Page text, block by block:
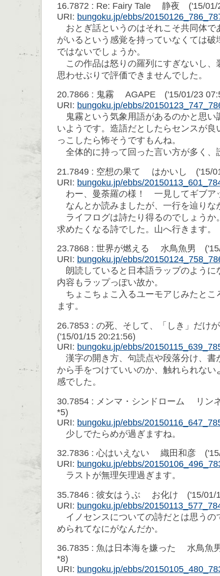
16.7872 : Re: Fairy Tale 静夜 ('15/01/
URI: bungoku.jp/ebbs/
おとぎ話というのはそれこそ共同体で
がいるという感覚を持っていなくては破
ではないでしょうか。
この作品は怒りの羅列にすぎないし、
思わせぶりで評価できませんでした。
20.7866 : 鬼霧 AGAPE ('15/01/23
URI: bungoku.jp/ebbs/
鬼霧という気象用語があるのかと思い
いようです。造語だとしたらセンスが良
っこしたら怖そうですもんね。
全体的に持って回った言い方が多く、
21.7849 : 空想の果て はかいし ('15/
URI: bungoku.jp/ebbs/
わー、曼荼羅の様！ 一見してギブア
なんとか読みましたが、一行を辿りな
ライフログは詩たり得るのでしょうか
求めたくなる詩でした。山へ行きます。
23.7868 : 世界が燃える 水鳥魚男
URI: bungoku.jp/ebbs/
朗読していると日本語ラップのように
内容もラップっぽい故か。
ちょこちょこ入るユーモアじみたとこ
ます。
26.7853 : の死、そして、「しき」だ
('15/01/15 20:21:56)
URI: bungoku.jp/ebbs/
漢字の開き方、句読点や段落分け、書
から手をつけていいのか、触れられない
感でした。
30.7854 : メンマ・シンドローム リン
*5)
URI: bungoku.jp/ebbs/
少しでたらめが過ぎますね。
32.7836 : 心はいえない 織田和彦
URI: bungoku.jp/ebbs/
ラストが無理矢理過ぎます。
35.7846 : 彼女はうぶ お化け ('15/01/
URI: bungoku.jp/ebbs/
イノセンスについての詩だとは思うの
められてなにがなんだか。
36.7835 : 魚は日本海を嫌った 水鳥魚
*8)
URI: bungoku.jp/ebbs/